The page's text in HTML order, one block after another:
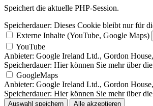
Speichert die aktuelle PHP-Session.
Speicherdauer: Dieses Cookie bleibt nur für
Externe Inhalte (YouTube, Google Maps)
YouTube
Anbieter: Google Ireland Ltd., Gordon
Speicherdauer: Hier können Sie mehr über
GoogleMaps
Anbieter: Google Ireland Ltd., Gordon
Speicherdauer: Hier können Sie mehr über
Auswahl speichern Alle akzeptieren